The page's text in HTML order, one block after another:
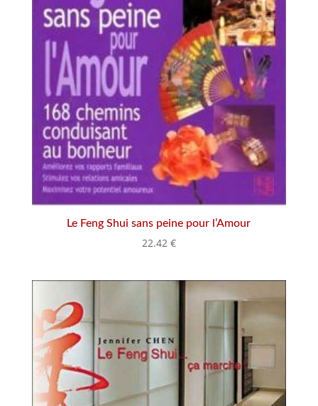
Le Feng Shui sans peine pour l’Amour
22.42 €